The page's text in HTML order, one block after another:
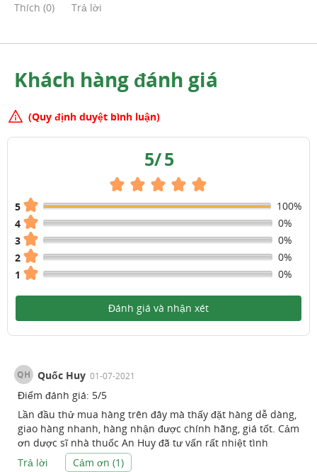
Thích (0) Trả lời
Khách hàng đánh giá
(Quy định duyệt bình luận)
5/5
5
100%
4
0%
3
0%
2
0%
1
0%
Đánh giá và nhận xét
QH Quốc Huy 01-07-2021
Điểm đánh giá: 5/5
Lần đầu thử mua hàng trên đây mà thấy đặt hàng dễ dàng,
giao hàng nhanh, hàng nhận được chính hãng, giá tốt. Cảm
ơn dược sĩ nhà thuốc An Huy đã tư vấn rất nhiệt tình
Trả lời
Cảm ơn (1)